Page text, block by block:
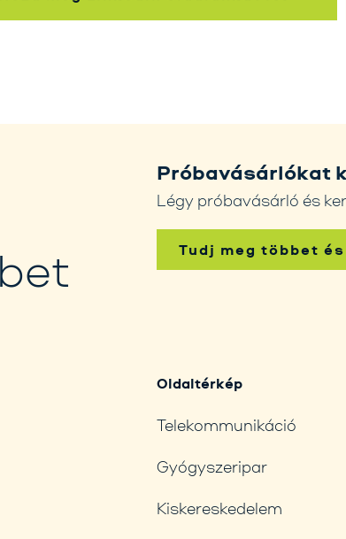
Próbavásárlókat
Légy próbavásárló és
Tudj meg többet
Oldaltérkép
Telekommunikáció
Gyógyszeripar
Kiskereskedelem